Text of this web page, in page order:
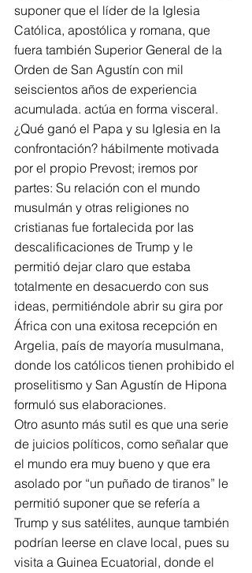
suponer que el líder de la Iglesia
Católica, apostólica y romana, que
fuera también Superior General de la
Orden de San Agustín con mil
seiscientos años de experiencia
acumulada. actúa en forma visceral.
¿Qué ganó el Papa y su Iglesia en la
confrontación? hábilmente motivada
por el propio Prevost; iremos por
partes: Su relación con el mundo
musulmán y otras religiones no
cristianas fue fortalecida por las
descalificaciones de Trump y le
permitió dejar claro que estaba
totalmente en desacuerdo con sus
ideas, permitiéndole abrir su gira por
África con una exitosa recepción en
Argelia, país de mayoría musulmana,
donde los católicos tienen prohibido el
proselitismo y San Agustín de Hipona
formuló sus elaboraciones.
Otro asunto más sutil es que una serie
de juicios políticos, como señalar que
el mundo era muy bueno y que era
asolado por “un puñado de tiranos” le
permitió suponer que se refería a
Trump y sus satélites, aunque también
podrían leerse en clave local, pues su
visita a Guinea Ecuatorial, donde el